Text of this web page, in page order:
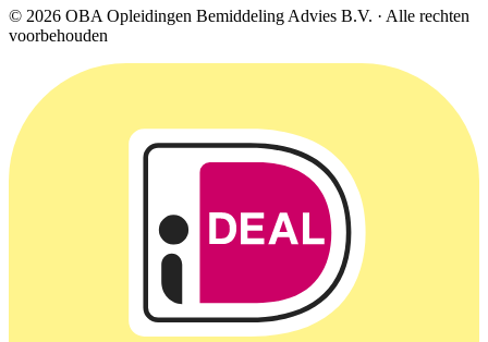
© 2026 OBA Opleidingen Bemiddeling Advies B.V. · Alle rechten
voorbehouden